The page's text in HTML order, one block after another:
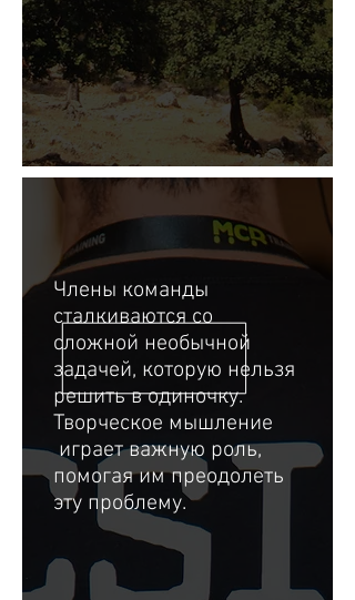
Члены команды
сталкиваются со
сложной необычной
задачей, которую нельзя
решить в одиночку.
Творческое мышление
играет важную роль,
помогая им преодолеть
эту проблему.